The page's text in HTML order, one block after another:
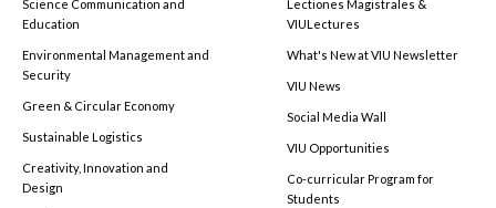
Science Communication and
Education
Environmental Management and
Security
Green & Circular Economy
Sustainable Logistics
Creativity, Innovation and
Design
Lectiones Magistrales &
VIULectures
What's New at VIU Newsletter
VIU News
Social Media Wall
VIU Opportunities
Co-curricular Program for
Students